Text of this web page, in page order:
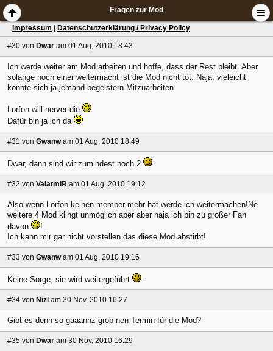
Fragen zur Mod
Impressum Datenschutzerklärung / Privacy Policy
#30 von Dwar am 01 Aug, 2010 18:43
Ich werde weiter am Mod arbeiten und hoffe, dass der Rest bleibt. Aber
solange noch einer weitermacht ist die Mod nicht tot. Naja, vieleicht
könnte sich ja jemand begeistern Mitzuarbeiten.
Lorfon will nerver die
Dafür bin ja ich da
#31 von Gwanw am 01 Aug, 2010 18:49
Dwar, dann sind wir zumindest noch 2
#32 von ValatmiR am 01 Aug, 2010 19:12
Also wenn Lorfon keinen member mehr hat werde ich weitermachen!Ne
weitere 4 Mod klingt unmöglich aber aber naja ich bin zu großer Fan
davon
!
Ich kann mir gar nicht vorstellen das diese Mod abstirbt!
#33 von Gwanw am 01 Aug, 2010 19:16
Keine Sorge, sie wird weitergeführt
#34 von Nizl am 30 Nov, 2010 16:27
Gibt es denn so gaaannz grob nen Termin für die Mod?
#35 von Dwar am 30 Nov, 2010 16:29